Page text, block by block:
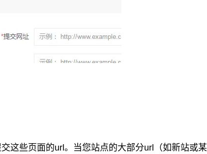
这些页面的url。当您站点的大部分url（如新站或某